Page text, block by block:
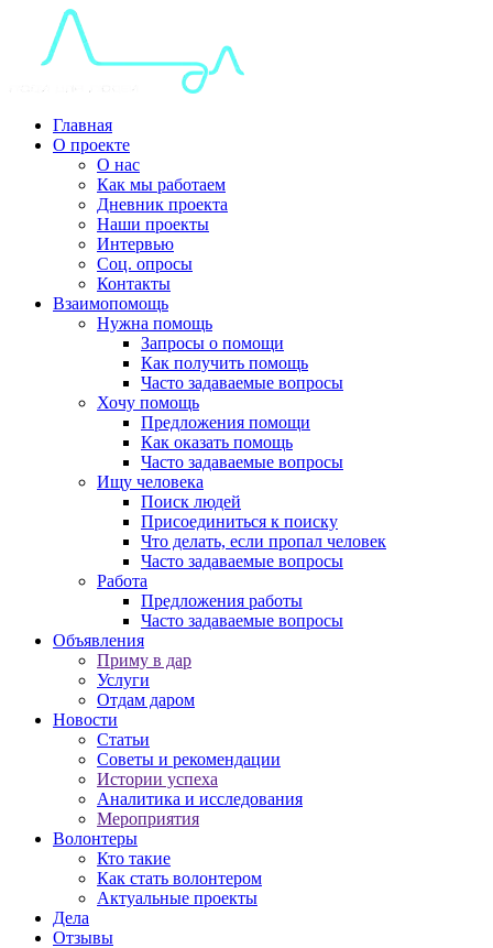
Главная
О проекте
О нас
Как мы работаем
Дневник проекта
Наши проекты
Интервью
Соц. опросы
Контакты
Взаимопомощь
Нужна помощь
Запросы о помощи
Как получить помощь
Часто задаваемые вопросы
Хочу помощь
Предложения помощи
Как оказать помощь
Часто задаваемые вопросы
Ищу человека
Поиск людей
Присоединиться к поиску
Что делать, если пропал человек
Часто задаваемые вопросы
Работа
Предложения работы
Часто задаваемые вопросы
Объявления
Приму в дар
Услуги
Отдам даром
Новости
Статьи
Советы и рекомендации
Истории успеха
Аналитика и исследования
Мероприятия
Волонтеры
Кто такие
Как стать волонтером
Актуальные проекты
Дела
Отзывы